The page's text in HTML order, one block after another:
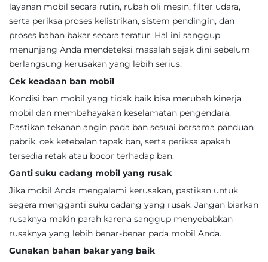
layanan mobil secara rutin, rubah oli mesin, filter udara,
serta periksa proses kelistrikan, sistem pendingin, dan
proses bahan bakar secara teratur. Hal ini sanggup
menunjang Anda mendeteksi masalah sejak dini sebelum
berlangsung kerusakan yang lebih serius.
Cek keadaan ban mobil
Kondisi ban mobil yang tidak baik bisa merubah kinerja
mobil dan membahayakan keselamatan pengendara.
Pastikan tekanan angin pada ban sesuai bersama panduan
pabrik, cek ketebalan tapak ban, serta periksa apakah
tersedia retak atau bocor terhadap ban.
Ganti suku cadang mobil yang rusak
Jika mobil Anda mengalami kerusakan, pastikan untuk
segera mengganti suku cadang yang rusak. Jangan biarkan
rusaknya makin parah karena sanggup menyebabkan
rusaknya yang lebih benar-benar pada mobil Anda.
Gunakan bahan bakar yang baik